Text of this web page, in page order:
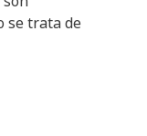
se trata de